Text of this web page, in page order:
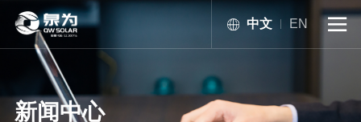
中文 EN 
新闻中心